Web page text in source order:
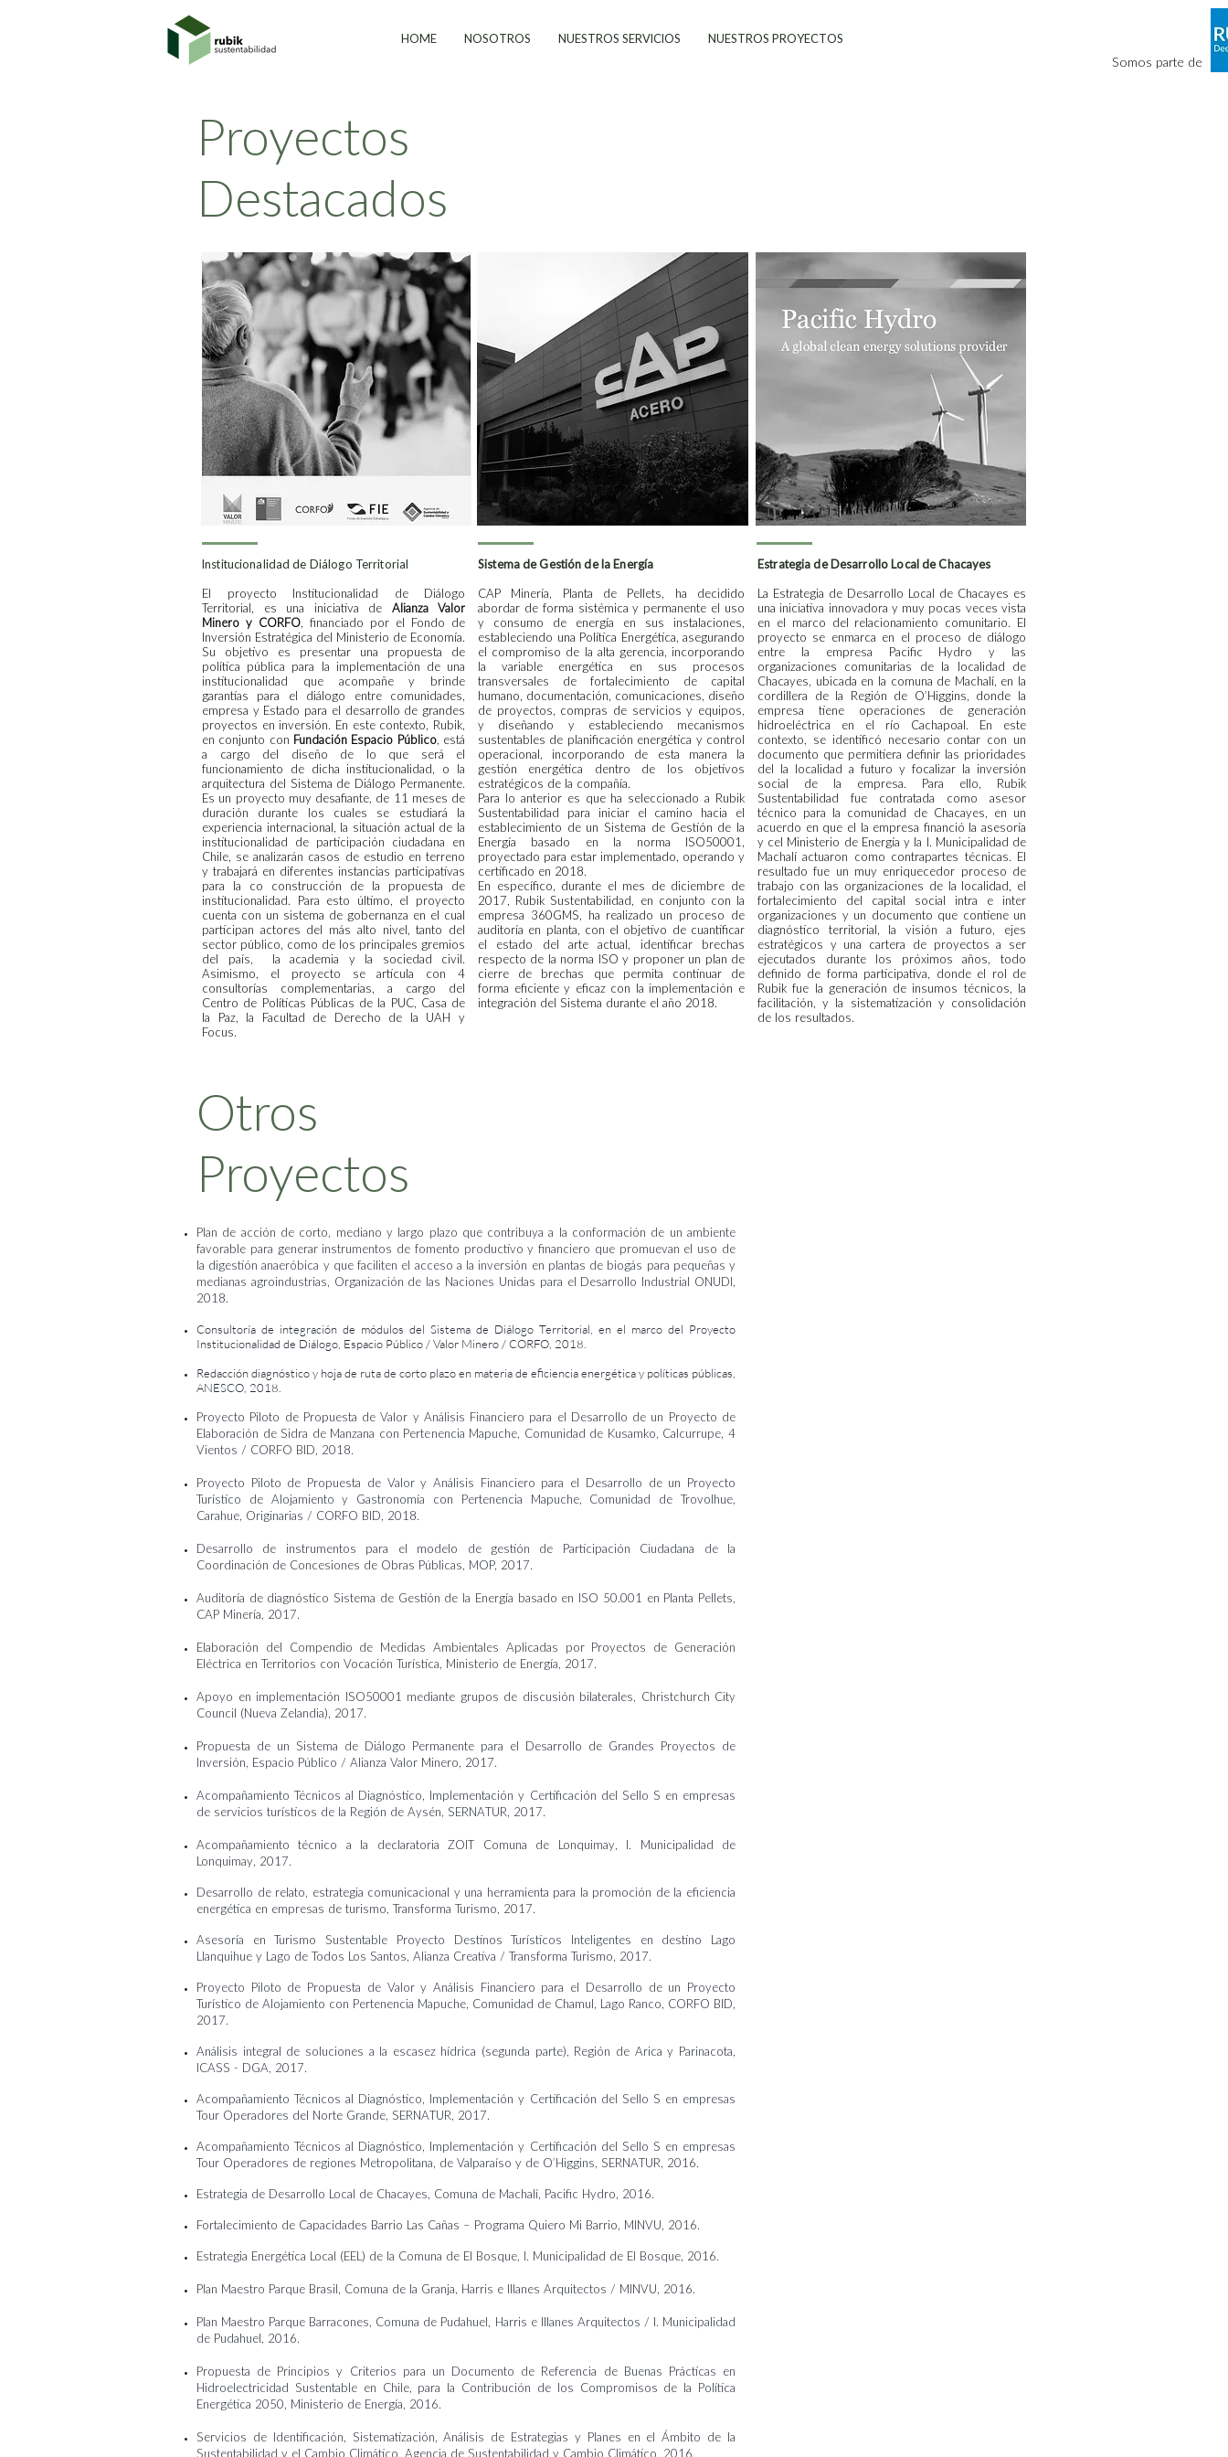
HOME NOSOTROS NUESTROS SERVICIOS NUESTROS PROYECTOS
Somos parte de
Proyectos
Destacados
Institucionalidad de Diálogo Territorial
El proyecto Institucionalidad de Diálogo
Territorial, es una iniciativa de Alianza Valor
Minero y CORFO, financiado por el Fondo de
Inversión Estratégica del Ministerio de Economía.
Su objetivo es presentar una propuesta de
política pública para la implementación de una
institucionalidad que acompañe y brinde
garantías para el diálogo entre comunidades,
empresa y Estado para el desarrollo de grandes
proyectos en inversión. En este contexto, Rubik,
en conjunto con Fundación Espacio Público, está
a cargo del diseño de lo que será el
funcionamiento de dicha institucionalidad, o la
arquitectura del Sistema de Diálogo Permanente.
Es un proyecto muy desafiante, de 11 meses de
duración durante los cuales se estudiará la
experiencia internacional, la situación actual de la
institucionalidad de participación ciudadana en
Chile, se analizarán casos de estudio en terreno
y trabajará en diferentes instancias participativas
para la co construcción de la propuesta de
institucionalidad. Para esto último, el proyecto
cuenta con un sistema de gobernanza en el cual
participan actores del más alto nivel, tanto del
sector público, como de los principales gremios
del país, la academia y la sociedad civil.
Asimismo, el proyecto se articula con 4
consultorías complementarias, a cargo del
Centro de Políticas Públicas de la PUC, Casa de
la Paz, la Facultad de Derecho de la UAH y
Focus.
Sistema de Gestión de la Energía
CAP Minería, Planta de Pellets, ha decidido
abordar de forma sistémica y permanente el uso
y consumo de energía en sus instalaciones,
estableciendo una Política Energética, asegurando
el compromiso de la alta gerencia, incorporando
la variable energética en sus procesos
transversales de fortalecimiento de capital
humano, documentación, comunicaciones, diseño
de proyectos, compras de servicios y equipos,
y diseñando y estableciendo mecanismos
sustentables de planificación energética y control
operacional, incorporando de esta manera la
gestión energética dentro de los objetivos
estratégicos de la compañía.
Para lo anterior es que ha seleccionado a Rubik
Sustentabilidad para iniciar el camino hacia el
establecimiento de un Sistema de Gestión de la
Energía basado en la norma ISO50001,
proyectado para estar implementado, operando y
certificado en 2018.
En específico, durante el mes de diciembre de
2017, Rubik Sustentabilidad, en conjunto con la
empresa 360GMS, ha realizado un proceso de
auditoría en planta, con el objetivo de cuantificar
el estado del arte actual, identificar brechas
respecto de la norma ISO y proponer un plan de
cierre de brechas que permita continuar de
forma eficiente y eficaz con la implementación e
integración del Sistema durante el año 2018.
Estrategia de Desarrollo Local de Chacayes
La Estrategia de Desarrollo Local de Chacayes es
una iniciativa innovadora y muy pocas veces vista
en el marco del relacionamiento comunitario. El
proyecto se enmarca en el proceso de diálogo
entre la empresa Pacific Hydro y las
organizaciones comunitarias de la localidad de
Chacayes, ubicada en la comuna de Machalí, en la
cordillera de la Región de O’Higgins, donde la
empresa tiene operaciones de generación
hidroeléctrica en el río Cachapoal. En este
contexto, se identificó necesario contar con un
documento que permitiera definir las prioridades
del la localidad a futuro y focalizar la inversión
social de la empresa. Para ello, Rubik
Sustentabilidad fue contratada como asesor
técnico para la comunidad de Chacayes, en un
acuerdo en que el la empresa financió la asesoría
y cel Ministerio de Energía y la I. Municipalidad de
Machalí actuaron como contrapartes técnicas. El
resultado fue un muy enriquecedor proceso de
trabajo con las organizaciones de la localidad, el
fortalecimiento del capital social intra e inter
organizaciones y un documento que contiene un
diagnóstico territorial, la visión a futuro, ejes
estratégicos y una cartera de proyectos a ser
ejecutados durante los próximos años, todo
definido de forma participativa, donde el rol de
Rubik fue la generación de insumos técnicos, la
facilitación, y la sistematización y consolidación
de los resultados.
Otros
Proyectos
Plan de acción de corto, mediano y largo plazo que contribuya a la conformación de un ambiente
favorable para generar instrumentos de fomento productivo y financiero que promuevan el uso de
la digestión anaeróbica y que faciliten el acceso a la inversión en plantas de biogás para pequeñas y
medianas agroindustrias, Organización de las Naciones Unidas para el Desarrollo Industrial ONUDI,
2018.
Consultoría de integración de módulos del Sistema de Diálogo Territorial, en el marco del Proyecto
Institucionalidad de Diálogo, Espacio Público / Valor Minero / CORFO, 2018.
Redacción diagnóstico y hoja de ruta de corto plazo en materia de eficiencia energética y políticas públicas,
ANESCO, 2018.
Proyecto Piloto de Propuesta de Valor y Análisis Financiero para el Desarrollo de un Proyecto de
Elaboración de Sidra de Manzana con Pertenencia Mapuche, Comunidad de Kusamko, Calcurrupe, 4
Vientos / CORFO BID, 2018.
Proyecto Piloto de Propuesta de Valor y Análisis Financiero para el Desarrollo de un Proyecto
Turístico de Alojamiento y Gastronomía con Pertenencia Mapuche, Comunidad de Trovolhue,
Carahue, Originarias / CORFO BID, 2018.
Desarrollo de instrumentos para el modelo de gestión de Participación Ciudadana de la
Coordinación de Concesiones de Obras Públicas, MOP, 2017.
Auditoría de diagnóstico Sistema de Gestión de la Energía basado en ISO 50.001 en Planta Pellets,
CAP Minería, 2017.
Elaboración del Compendio de Medidas Ambientales Aplicadas por Proyectos de Generación
Eléctrica en Territorios con Vocación Turística, Ministerio de Energía, 2017.
Apoyo en implementación ISO50001 mediante grupos de discusión bilaterales, Christchurch City
Council (Nueva Zelandia), 2017.
Propuesta de un Sistema de Diálogo Permanente para el Desarrollo de Grandes Proyectos de
Inversión, Espacio Público / Alianza Valor Minero, 2017.
Acompañamiento Técnicos al Diagnóstico, Implementación y Certificación del Sello S en empresas
de servicios turísticos de la Región de Aysén, SERNATUR, 2017.
Acompañamiento técnico a la declaratoria ZOIT Comuna de Lonquimay, I. Municipalidad de
Lonquimay, 2017.
Desarrollo de relato, estrategia comunicacional y una herramienta para la promoción de la eficiencia
energética en empresas de turismo, Transforma Turismo, 2017.
Asesoría en Turismo Sustentable Proyecto Destinos Turísticos Inteligentes en destino Lago
Llanquihue y Lago de Todos Los Santos, Alianza Creativa / Transforma Turismo, 2017.
Proyecto Piloto de Propuesta de Valor y Análisis Financiero para el Desarrollo de un Proyecto
Turístico de Alojamiento con Pertenencia Mapuche, Comunidad de Chamul, Lago Ranco, CORFO BID,
2017.
Análisis integral de soluciones a la escasez hídrica (segunda parte), Región de Arica y Parinacota,
ICASS - DGA, 2017.
Acompañamiento Técnicos al Diagnóstico, Implementación y Certificación del Sello S en empresas
Tour Operadores del Norte Grande, SERNATUR, 2017.
Acompañamiento Técnicos al Diagnóstico, Implementación y Certificación del Sello S en empresas
Tour Operadores de regiones Metropolitana, de Valparaíso y de O’Higgins, SERNATUR, 2016.
Estrategia de Desarrollo Local de Chacayes, Comuna de Machalí, Pacific Hydro, 2016.
Fortalecimiento de Capacidades Barrio Las Cañas – Programa Quiero Mi Barrio, MINVU, 2016.
Estrategia Energética Local (EEL) de la Comuna de El Bosque, I. Municipalidad de El Bosque, 2016.
Plan Maestro Parque Brasil, Comuna de la Granja, Harris e Illanes Arquitectos / MINVU, 2016.
Plan Maestro Parque Barracones, Comuna de Pudahuel, Harris e Illanes Arquitectos / I. Municipalidad
de Pudahuel, 2016.
Propuesta de Principios y Criterios para un Documento de Referencia de Buenas Prácticas en
Hidroelectricidad Sustentable en Chile, para la Contribución de los Compromisos de la Política
Energética 2050, Ministerio de Energía, 2016.
Servicios de Identificación, Sistematización, Análisis de Estrategias y Planes en el Ámbito de la